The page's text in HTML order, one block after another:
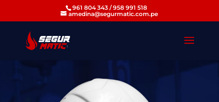
961 804 343 / 958 991 518
amedina@segurmatic.com.pe